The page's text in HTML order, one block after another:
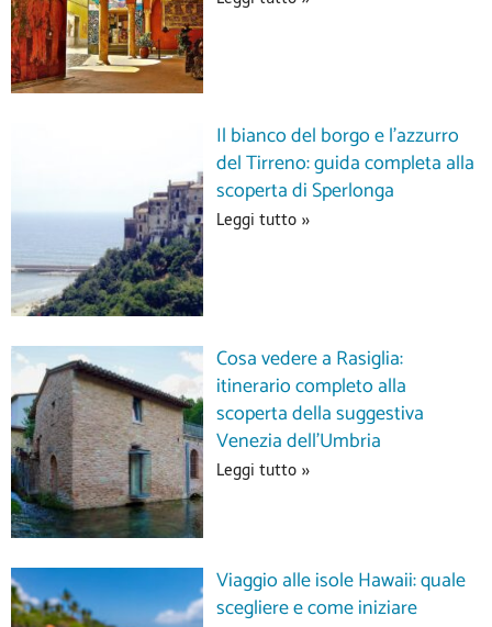
Il bianco del borgo e l’azzurro
del Tirreno: guida completa alla
scoperta di Sperlonga
Leggi tutto »
Cosa vedere a Rasiglia:
itinerario completo alla
scoperta della suggestiva
Venezia dell’Umbria
Leggi tutto »
Viaggio alle isole Hawaii: quale
scegliere e come iniziare